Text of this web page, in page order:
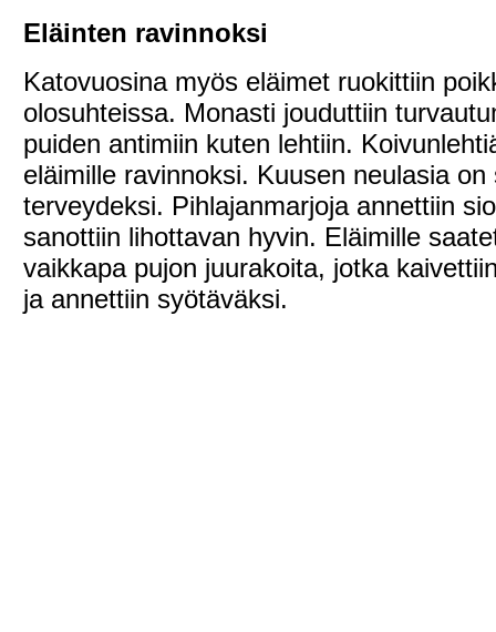
Eläinten ravinnoksi
Katovuosina myös eläimet ruokittiin
olosuhteissa. Monasti jouduttiin
puiden antimiin kuten lehtiin.
eläimille ravinnoksi. Kuusen neulasia
terveydeksi. Pihlajanmarjoja annettiin
sanottiin lihottavan hyvin. Eläimille
vaikkapa pujon juurakoita, jotka
ja annettiin syötäväksi.